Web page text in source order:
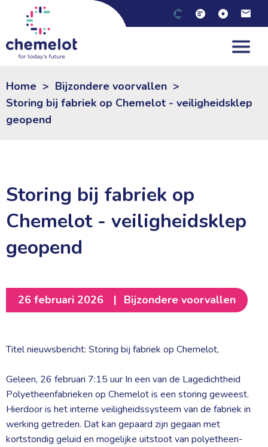
Home > Bijzondere voorvallen >
Storing bij fabriek op Chemelot - veiligheidsklep
geopend
Storing bij fabriek op
Chemelot - veiligheidsklep
geopend
26 februari 2026 | Bijzondere voorvallen
Titel nieuwsbericht: Storing bij fabriek op Chemelot,
Geleen, 26 februari 7:15 uur In een van de Lagedichtheid
Polyetheenfabrieken op Chemelot is een storing geweest.
Hierdoor is het interne veiligheidssysteem van de fabriek in
werking getreden. Dat kan gepaard zijn gegaan met
kortstondig geluid en mogelijke uitstoot van polyetheen-